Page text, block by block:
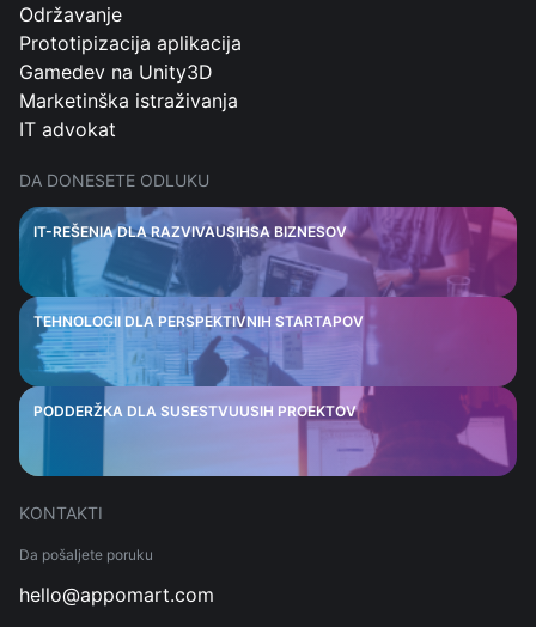
Održavanje
Prototipizacija aplikacija
Gamedev na Unity3D
Marketinška istraživanja
IT advokat
DA DONESETE ODLUKU
IT-REŠENIA DLA RAZVIVAUSIHSA BIZNESOV
TEHNOLOGII DLA PERSPEKTIVNIH STARTAPOV
PODDERŽKA DLA SUSESTVUUSIH PROEKTOV
KONTAKTI
Da pošaljete poruku
hello@appomart.com